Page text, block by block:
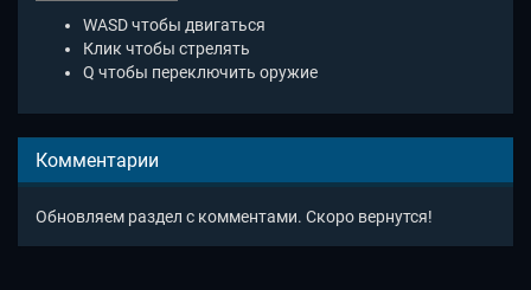
WASD чтобы двигаться
Клик чтобы стрелять
Q чтобы переключить оружие
Комментарии
Обновляем раздел с комментами. Скоро вернутся!